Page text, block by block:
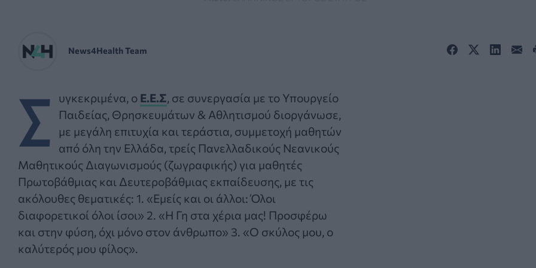
News4Health Team
Σ υγκεκριμένα, ο Ε.Ε.Σ, σε συνεργασία με το Υπουργείο
Παιδείας, Θρησκευμάτων & Αθλητισμού διοργάνωσε,
με μεγάλη επιτυχία και τεράστια, συμμετοχή μαθητών
από όλη την Ελλάδα, τρείς Πανελλαδικούς Νεανικούς
Μαθητικούς Διαγωνισμούς (ζωγραφικής) για μαθητές
Πρωτοβάθμιας και Δευτεροβάθμιας εκπαίδευσης, με τις
ακόλουθες θεματικές: 1. «Εμείς και οι άλλοι: Όλοι
διαφορετικοί όλοι ίσοι» 2. «Η Γη στα χέρια μας! Προσφέρω
και στην φύση, όχι μόνο στον άνθρωπο» 3. «Ο σκύλος μου, ο
καλύτερός μου φίλος».